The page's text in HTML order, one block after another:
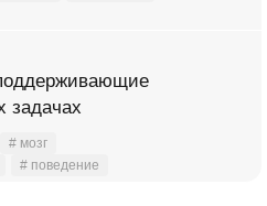
задачах
# мозг
# поведение